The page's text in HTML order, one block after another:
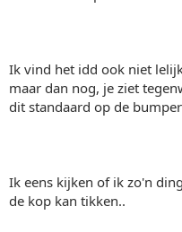
Ik vind het idd ook niet
maar dan nog, je ziet
dit standaard op de
Ik eens kijken of ik zo'n
de kop kan tikken..